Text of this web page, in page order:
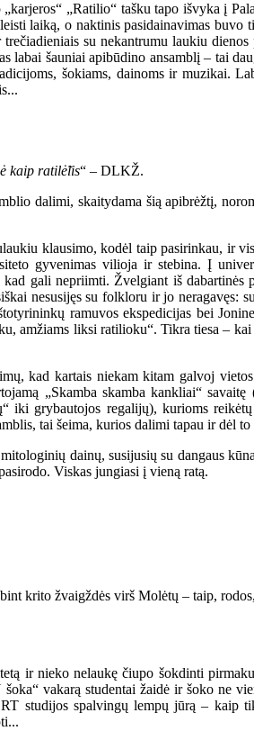
„Ratilio“ tašku tapo išvyka į
laiką, o naktinis pasidainavimas
su nekantrumu laukiu
labai šauniai apibūdino ansamblį – tai
šokiams, dainoms ir muzikai.
kaip ratilė̃lis“ – DLKŽ.
dalimi, skaitydama šią apibrėžtį,
klausimo, kodėl taip pasirinkau, ir
gyvenimas vilioja ir stebina. Į
gali nepriimti. Žvelgiant iš dabartinės
nesusijęs su folkloru ir jo neragavęs:
ramuvos ekspedicijas bei
amžiams liksi ratilioku“. Tikra tiesa –
kad kartais niekam kitam galvoj
„Skamba skamba kankliai“
iki grybautojos regalijų), kurioms
tai šeima, kurios dalimi tapau ir dėl
dainų, susijusių su dangaus
Viskas jungiasi į vieną ratą.
krito žvaigždės virš Molėtų – taip,
ir nieko nelaukę čiupo šokdinti
vakarą studentai žaidė ir šoko ne
studijos spalvingų lempų jūrą – kaip